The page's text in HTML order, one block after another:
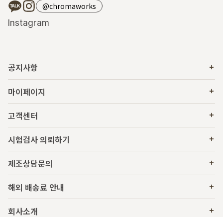
@chromaworks
Instagram
공지사항
마이페이지
고객센터
시험검사 의뢰하기
제조상담문의
해외 배송료 안내
회사소개